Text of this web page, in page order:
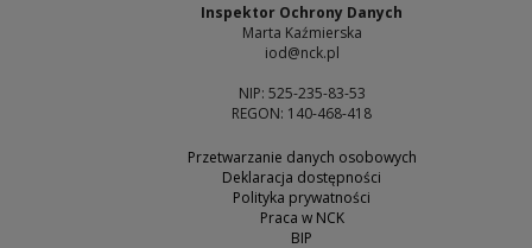
Inspektor Ochrony Danych
Marta Kaźmierska
iod@nck.pl
NIP: 525-235-83-53
REGON: 140-468-418
Przetwarzanie danych osobowych
Deklaracja dostępności
Polityka prywatności
Praca w NCK
BIP